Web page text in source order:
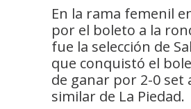
En la rama femenil
por el boleto a la
fue la selección de
que conquistó el
de ganar por 2-0 set
similar de La Piedad.